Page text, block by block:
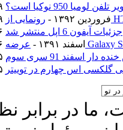
لومیا 950 نوکیا است؟
۱۹ فروردین ۱۳۹۲ -
جزئیات آیفون 6 اپل منتشر شد
۱۶ اسفند ۱۳۹۱ -
اسفند 91 سری سوم
اس چهارم در توییتر
در برابر